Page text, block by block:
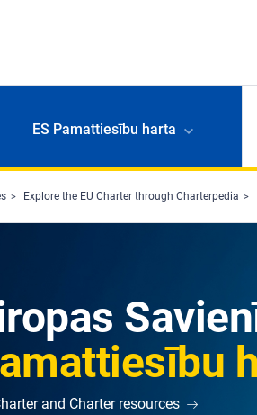
ES Pamattiesību harta
Explore the EU Charter through Charterpedia
and Charter resources